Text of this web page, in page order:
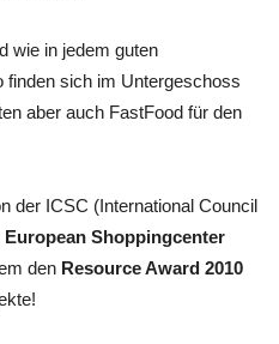
wie in jedem guten
finden sich im Untergeschoss
aber auch FastFood für den
der ICSC (International Council
European Shoppingcenter
den Resource Award 2010